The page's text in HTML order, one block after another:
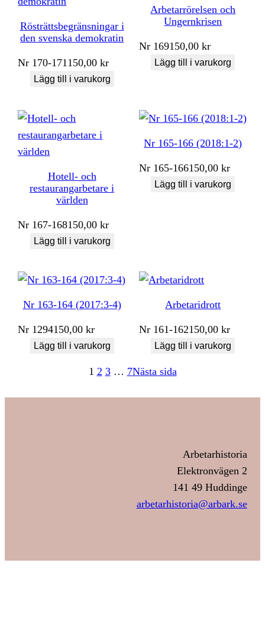
Rösträttsbegränsningar i
den svenska demokratin
Nr 170-171150,00kr
Lägg till i varukorg
Arbetarrörelsen och
Ungernkrisen
Nr 169150,00kr
Lägg till i varukorg
Hotell- och
restaurangarbetare i
världen
Nr 167-168150,00kr
Lägg till i varukorg
Nr 165-166 (2018:1-2)
Nr 165-166150,00kr
Lägg till i varukorg
Nr 163-164 (2017:3-4)
Nr 1294150,00kr
Lägg till i varukorg
Arbetaridrott
Nr 161-162150,00kr
Lägg till i varukorg
1 2 3 … 7Nästa sida
Arbetarhistoria
Elektronvägen 2
141 49 Huddinge
arbetarhistoria@arbark.se